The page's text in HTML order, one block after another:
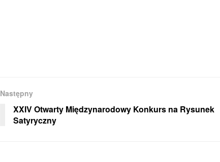
Następny
XXIV Otwarty Międzynarodowy Konkurs na Rysunek
Satyryczny